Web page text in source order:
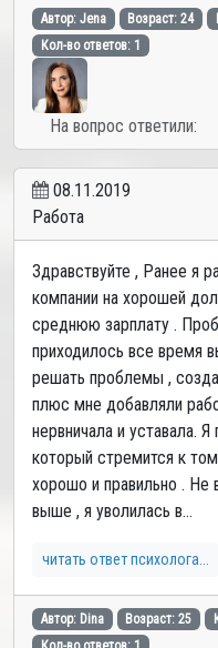
Автор: Jena Возраст: 24
Кол-во ответов: 1
На вопрос ответили:
08.11.2019
Работа
Здравствуйте , Ранее я
компании на хорошей
среднюю зарплату .
приходилось все время
решать проблемы ,
плюс мне добавляли
нервничала и уставала.
который стремится к
хорошо и правильно .
выше , я уволилась в...
читать ответ психолога...
Автор: Dina Возраст: 25